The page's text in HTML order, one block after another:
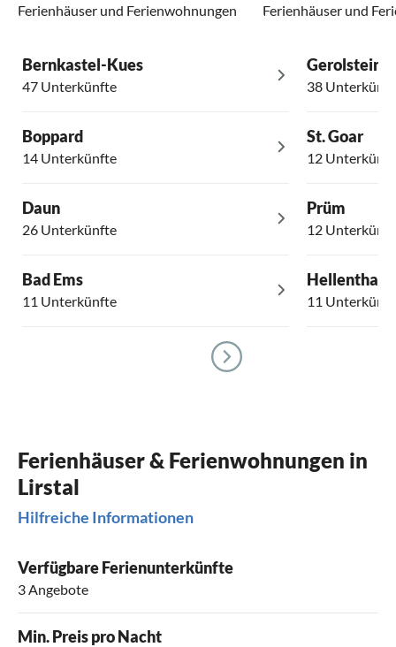
Ferienhäuser und Ferienwohnungen Ferienhäuser und
Bernkastel-Kues
47 Unterkünfte
Boppard
14 Unterkünfte
Daun
26 Unterkünfte
Bad Ems
11 Unterkünfte
Gerolstein
38
St. Goar
12
Prüm
12
Hellenthal
11
Ferienhäuser & Ferienwohnungen in
Lirstal
Hilfreiche Informationen
Verfügbare Ferienunterkünfte
3 Angebote
Min. Preis pro Nacht